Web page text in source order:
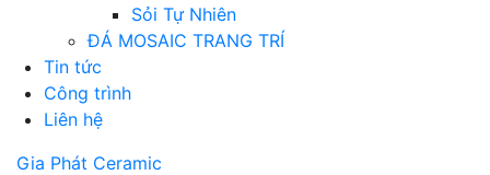
Sỏi Tự Nhiên
ĐÁ MOSAIC TRANG TRÍ
Tin tức
Công trình
Liên hệ
Gia Phát Ceramic